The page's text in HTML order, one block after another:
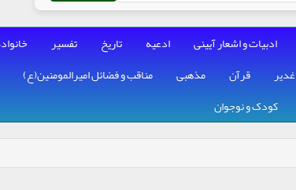
ادبیات و اشعار آیینی ادعیه تاریخ تفسیر
غدیر قرآن مذهبی مناقب و فضائل امیرالمومنین(ع)
کودک و نوجوان